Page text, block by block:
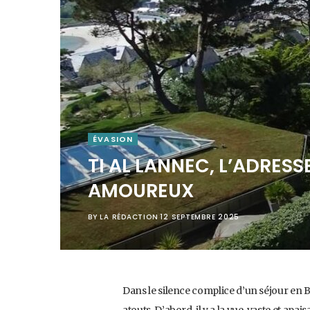
ÉVASION
TI AL LANNEC,
AMOUREUX
BY LA RÉDACTION 12 SEPTEMBRE 2025
Dans le silence complice d’un séjour en